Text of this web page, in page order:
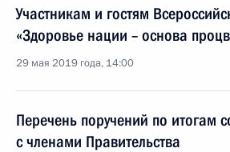
Участникам и гостям
«Здоровье нации – основа
29 мая 2019 года, 14:00
Перечень поручений по итогам
с членами Правительства